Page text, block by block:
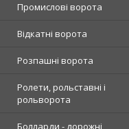
Промислові ворота
Відкатні ворота
Розпашні ворота
Ролети, рольставні і
рольворота
Болларди - дорожні